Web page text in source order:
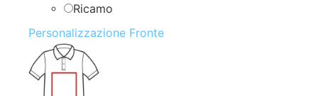
Ricamo
Personalizzazione Fronte